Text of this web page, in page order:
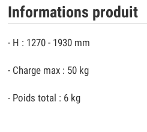
Informations produit
- H : 1270 - 1930 mm
- Charge max : 50 kg
- Poids total : 6 kg